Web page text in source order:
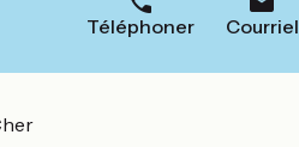
Téléphoner Courriel